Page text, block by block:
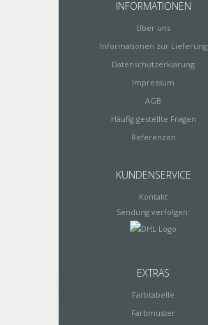
INFORMATIONEN
Über uns
Informationen zur Lieferung
Datenschutzerklärung
Impressum
AGB
Häufig gestellte Fragen
Referenzen
KUNDENSERVICE
Kontakt
Sendung verfolgen:
EXTRAS
Farbtabelle
Farbmuster